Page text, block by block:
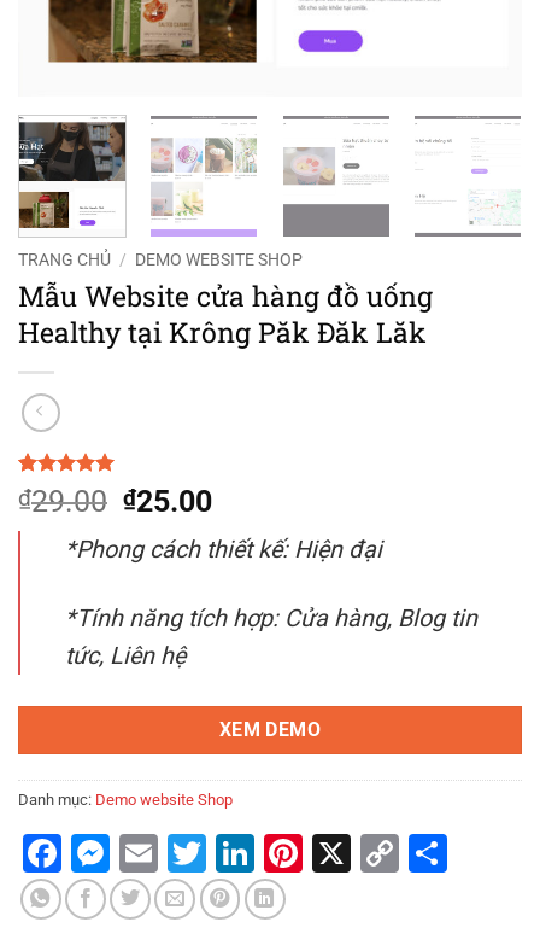
TRANG CHỦ / DEMO WEBSITE SHOP
Mẫu Website cửa hàng đồ uống
Healthy tại Krông Păk Đăk Lăk
5trên 5
dựa trên
1
đánh giá
₫29.00 Giá
là:
₫25.00Giá
hiện
tại
₫25.00.
*Phong cách thiết kế: Hiện đại
*Tính năng tích hợp: Cửa hàng, Blog tin
tức, Liên hệ
XEM DEMO
Danh mục: Demo website Shop
Facebook
Messenger
EmailTwitter
LinkedIn
Pinterest
X
Copy